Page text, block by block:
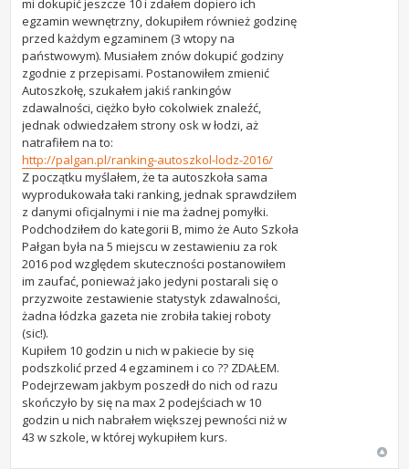
mi dokupić jeszcze 10 i zdałem dopiero ich
egzamin wewnętrzny, dokupiłem również godzinę
przed każdym egzaminem (3 wtopy na
państwowym). Musiałem znów dokupić godziny
zgodnie z przepisami. Postanowiłem zmienić
Autoszkołę, szukałem jakiś rankingów
zdawalności, ciężko było cokolwiek znaleźć,
jednak odwiedzałem strony osk w łodzi, aż
natrafiłem na to:
http://palgan.pl/ranking-autoszkol-lodz-2016/
Z początku myślałem, że ta autoszkoła sama
wyprodukowała taki ranking, jednak sprawdziłem
z danymi oficjalnymi i nie ma żadnej pomyłki.
Podchodziłem do kategorii B, mimo że Auto Szkoła
Pałgan była na 5 miejscu w zestawieniu za rok
2016 pod względem skuteczności postanowiłem
im zaufać, ponieważ jako jedyni postarali się o
przyzwoite zestawienie statystyk zdawalności,
żadna łódzka gazeta nie zrobiła takiej roboty
(sic!).
Kupiłem 10 godzin u nich w pakiecie by się
podszkolić przed 4 egzaminem i co ?? ZDAŁEM.
Podejrzewam jakbym poszedł do nich od razu
skończyło by się na max 2 podejściach w 10
godzin u nich nabrałem większej pewności niż w
43 w szkole, w której wykupiłem kurs.